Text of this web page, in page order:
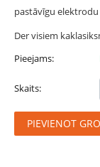
pastāvīgu
Der visiem
Pieejams:
Skaits:
PIEVIENOT